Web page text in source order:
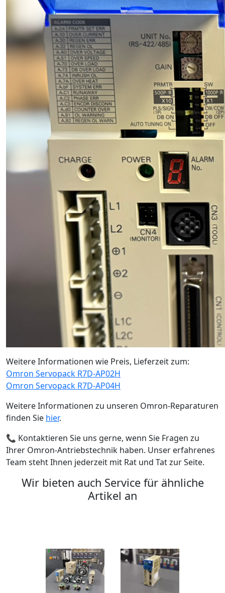
Weitere Informationen wie Preis, Lieferzeit zum:
Omron Servopack R7D-AP02H
Omron Servopack R7D-AP04H
Weitere Informationen zu unseren Omron-Reparaturen
finden Sie hier.
📞 Kontaktieren Sie uns gerne, wenn Sie Fragen zu
Ihrer Omron-Antriebstechnik haben. Unser erfahrenes
Team steht Ihnen jederzeit mit Rat und Tat zur Seite.
Wir bieten auch Service für ähnliche
Artikel an